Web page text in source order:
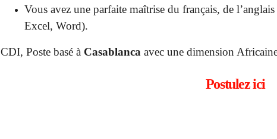
Vous avez une parfaite maîtrise du français, de
Excel, Word).
CDI, Poste basé à Casablanca avec une dimension
Postulez ici